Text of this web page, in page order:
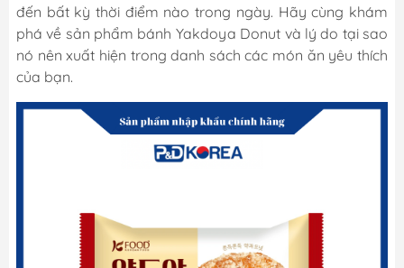
đến bất kỳ thời điểm nào trong ngày. Hãy cùng khám
phá về sản phẩm bánh Yakdoya Donut và lý do tại sao
nó nên xuất hiện trong danh sách các món ăn yêu thích
của bạn.